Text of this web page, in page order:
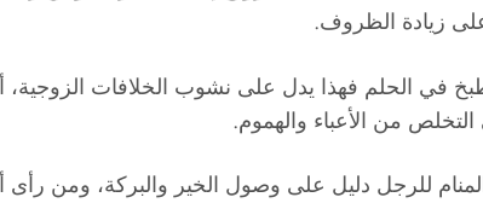
زيادة الظروف.
في الحلم فهذا يدل على نشوب الخلافات
من الأعباء والهموم.
للرجل دليل على وصول الخير والبركة، ومن رأى